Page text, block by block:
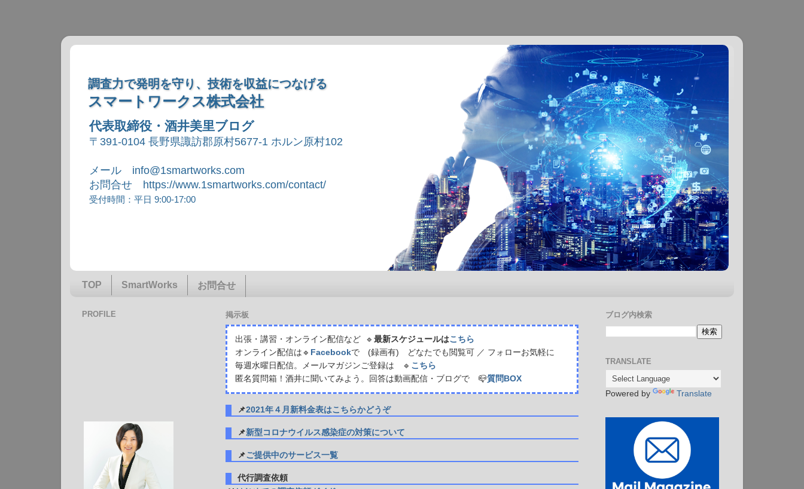
調査力で発明を守り、技術を収益につなげる
スマートワークス株式会社
代表取締役・酒井美里ブログ
〒391-0104 長野県諏訪郡原村5677-1 ホルン原村102
メール info@1smartworks.com
お問合せ https://www.1smartworks.com/contact/
受付時間：平日 9:00-17:00
TOP SmartWorks お問合せ
掲示板
出張・講習・オンライン配信など 🔹 最新スケジュールはこちら
オンライン配信は🔹 Facebookで (録画有) どなたでも閲覧可 ／ フォローお気軽に
毎週水曜日配信。メールマガジンご登録は 🔹 こちら
匿名質問箱！酒井に聞いてみよう。回答は動画配信・ブログで 📪質問BOX
📌2021年４月新料金表はこちらかどうぞ
📌新型コロナウイルス感染症の対策について
📌ご提供中のサービス一覧
代行調査依頼
PROFILE ブログ内検索
TRANSLATE
Powered by Translate